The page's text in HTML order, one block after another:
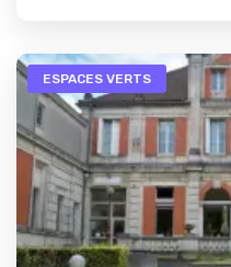
ESPACES VERTS